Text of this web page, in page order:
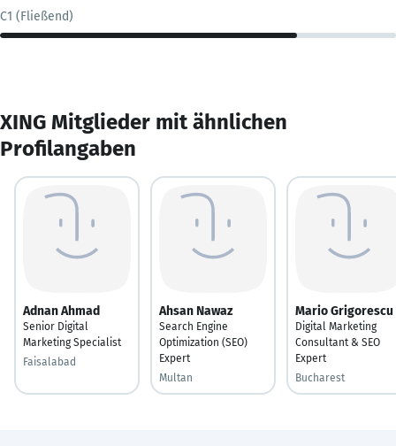
C1 (Fließend)
XING Mitglieder mit ähnlichen
Profilangaben
Adnan Ahmad
Senior Digital
Marketing Specialist
Faisalabad
Ahsan Nawaz
Search Engine
Optimization (SEO)
Expert
Multan
Mario Grigorescu
Digital Marketing
Consultant & SEO
Expert
Bucharest